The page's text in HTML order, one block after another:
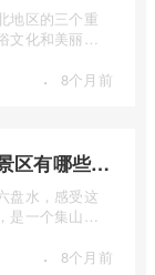
地区的三个重
文化和美丽的
· 8个月前
六盘水旅游景区有哪些(六盘水旅游景区有哪些景点值得去)
盘水，感受这
是一个集山水
· 8个月前